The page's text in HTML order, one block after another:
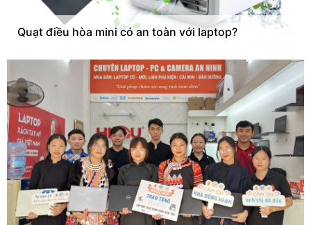
Quạt điều hòa mini có an toàn với laptop?